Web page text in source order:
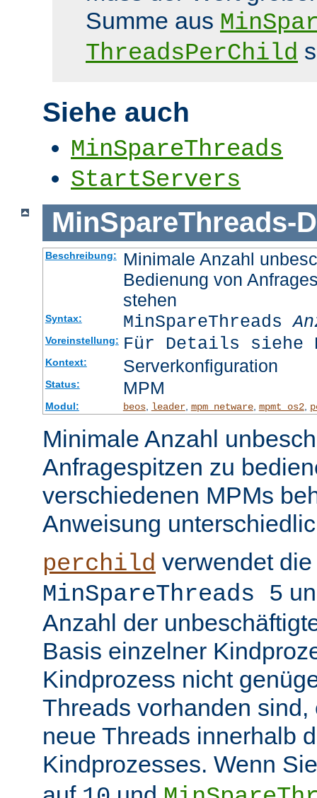
Summe aus
ThreadsPerChild
Siehe auch
MinSpareThreads
StartServers
MinSpareThreads-
Beschreibung:
Minimale Anzahl
Bedienung von
stehen
Syntax: MinSpareThreads
Voreinstellung: Für Details siehe
Kontext: Serverkonfiguration
Status: MPM
Modul: beos, leader, mpm_netware, mpmt_os2,
Minimale Anzahl
Anfragespitzen zu
verschiedenen MPMs
Anweisung
perchild verwendet
MinSpareThreads 5
Anzahl der
Basis einzelner
Kindprozess nicht
Threads vorhanden
neue Threads innerhalb
Kindprozesses. Wenn